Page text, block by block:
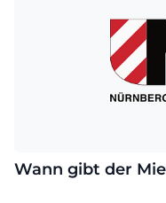
Wann gibt der